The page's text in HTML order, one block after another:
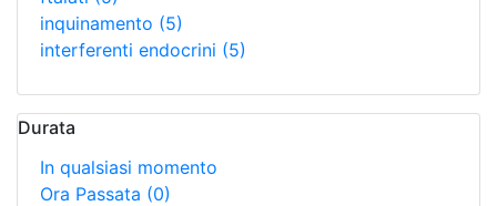
inquinamento (5)
interferenti endocrini (5)
Durata
In qualsiasi momento
Ora Passata (0)